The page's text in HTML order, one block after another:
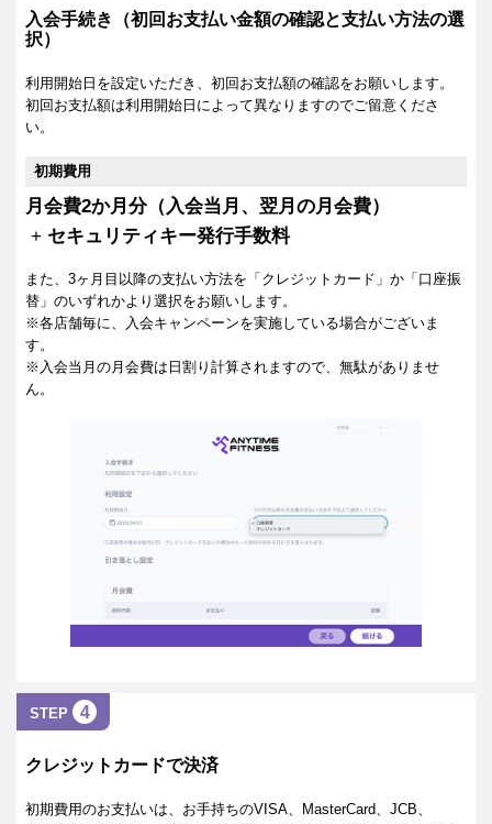
入会手続き（初回お支払い金額の確認と支払い方法の選
択）
利用開始日を設定いただき、初回お支払額の確認をお願いします。
初回お支払額は利用開始日によって異なりますのでご留意くださ
い。
初期費用
月会費2か月分（入会当月、翌月の月会費）
+ セキュリティキー発行手数料
また、3ヶ月目以降の支払い方法を「クレジットカード」か「口座振
替」のいずれかより選択をお願いします。
※各店舗毎に、入会キャンペーンを実施している場合がございま
す。
※入会当月の月会費は日割り計算されますので、無駄がありませ
ん。
STEP 4
クレジットカードで決済
初期費用のお支払いは、お手持ちのVISA、MasterCard、JCB、